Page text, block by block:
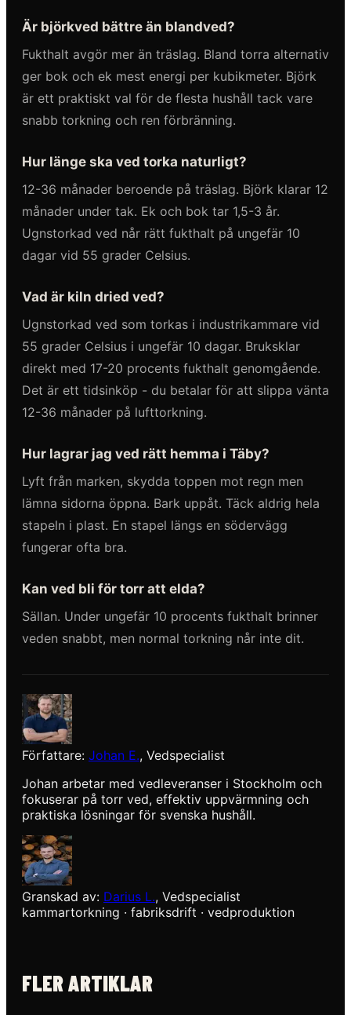
Är björkved bättre än blandved?
Fukthalt avgör mer än träslag. Bland torra alternativ
ger bok och ek mest energi per kubikmeter. Björk
är ett praktiskt val för de flesta hushåll tack vare
snabb torkning och ren förbränning.
Hur länge ska ved torka naturligt?
12-36 månader beroende på träslag. Björk klarar 12
månader under tak. Ek och bok tar 1,5-3 år.
Ugnstorkad ved når rätt fukthalt på ungefär 10
dagar vid 55 grader Celsius.
Vad är kiln dried ved?
Ugnstorkad ved som torkas i industrikammare vid
55 grader Celsius i ungefär 10 dagar. Bruksklar
direkt med 17-20 procents fukthalt genomgående.
Det är ett tidsinköp - du betalar för att slippa vänta
12-36 månader på lufttorkning.
Hur lagrar jag ved rätt hemma i Täby?
Lyft från marken, skydda toppen mot regn men
lämna sidorna öppna. Bark uppåt. Täck aldrig hela
stapeln i plast. En stapel längs en södervägg
fungerar ofta bra.
Kan ved bli för torr att elda?
Sällan. Under ungefär 10 procents fukthalt brinner
veden snabbt, men normal torkning når inte dit.
Författare: Johan E., Vedspecialist
Johan arbetar med vedleveranser i Stockholm och
fokuserar på torr ved, effektiv uppvärmning och
praktiska lösningar för svenska hushåll.
Granskad av: Darius L., Vedspecialist
kammartorkning · fabriksdrift · vedproduktion
FLER ARTIKLAR